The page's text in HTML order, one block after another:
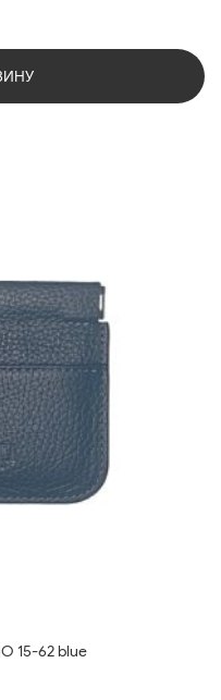
15-62 blue